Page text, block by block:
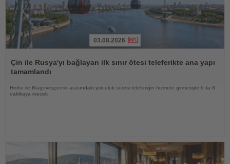
Oku
03.08.2026
Çin ile Rusya'yı bağlayan ilk sınır ötesi teleferikte ana yapı
tamamlandı
Heihe ile Blagoveşçensk arasındaki yolculuk süresi teleferiğin hizmete girmesiyle 6 ila 8
dakikaya inecek